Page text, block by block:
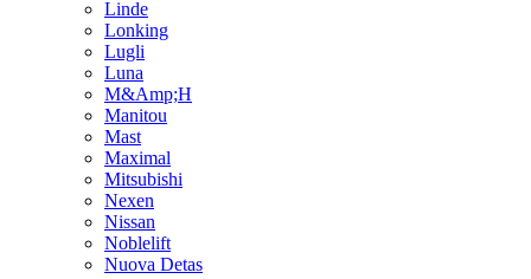
Linde
Lonking
Lugli
Luna
M&Amp;H
Manitou
Mast
Maximal
Mitsubishi
Nexen
Nissan
Noblelift
Nuova Detas